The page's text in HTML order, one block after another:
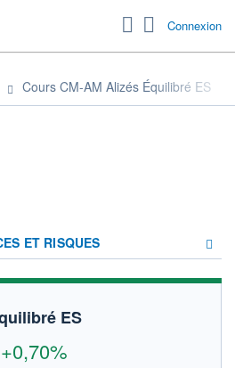
Connexion
Cours CM-AM Alizés Équilibré ES
ET RISQUES
ES
+0,70%